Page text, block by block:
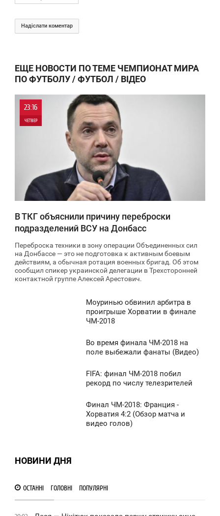
Надіслати коментар
ЕЩЕ НОВОСТИ ПО ТЕМЕ ЧЕМПИОНАТ МИРА
ПО ФУТБОЛУ / ФУТБОЛ / ВІДЕО
23:16
ЧЕТВЕР
В ТКГ объяснили причину переброски
подразделений ВСУ на Донбасс
Переброска техники в зону операции Объединенных сил
на Донбассе — это не подготовка к активным боевым
действиям, а обычная ротация военных бригад. Об этом
сообщил спикер украинской делегации в Трехсторонней
контактной группе Алексей Арестович.
Моуринью обвинил арбитра в
проигрыше Хорватии в финале
ЧМ-2018
Во время финала ЧМ-2018 на
поле выбежали фанаты (Видео)
FIFA: финал ЧМ-2018 побил
рекорд по числу телезрителей
Финал ЧМ-2018: Франция -
Хорватия 4:2 (Обзор матча и
видео голов)
НОВИНИ ДНЯ
ОСТАННІ ГОЛОВНІ ПОПУЛЯРНІ